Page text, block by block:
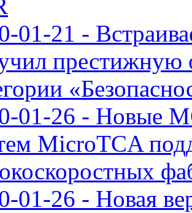
01-21 -
престижную
01-26 - Новые
MicroTCA
01-26 - Новая